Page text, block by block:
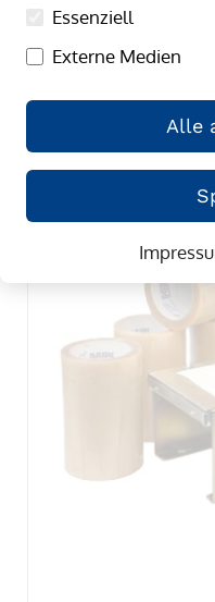
Essenziell
Externe Medien
Alle
Sortieren nach